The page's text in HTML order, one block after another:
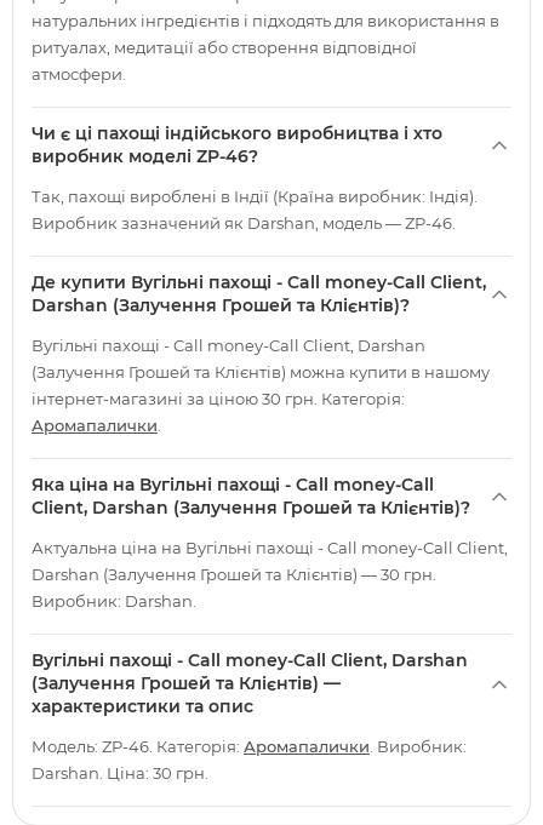
натуральних інгредієнтів і підходять для використання в
ритуалах, медитації або створення відповідної
атмосфери.
Чи є ці пахощі індійського виробництва і хто
виробник моделі ZP-46?
Так, пахощі вироблені в Індії (Країна виробник: Індія).
Виробник зазначений як Darshan, модель — ZP-46.
Де купити Вугільні пахощі - Call money-Call Client,
Darshan (Залучення Грошей та Клієнтів)?
Вугільні пахощі - Call money-Call Client, Darshan
(Залучення Грошей та Клієнтів) можна купити в нашому
інтернет-магазині за ціною 30 грн. Категорія:
Аромапалички
Яка ціна на Вугільні пахощі - Call money-Call
Client, Darshan (Залучення Грошей та Клієнтів)?
Актуальна ціна на Вугільні пахощі - Call money-Call Client,
Darshan (Залучення Грошей та Клієнтів) — 30 грн.
Виробник: Darshan.
Вугільні пахощі - Call money-Call Client, Darshan
(Залучення Грошей та Клієнтів) —
характеристики та опис
Модель: ZP-46. Категорія: Аромапалички . Виробник:
Darshan. Ціна: 30 грн.